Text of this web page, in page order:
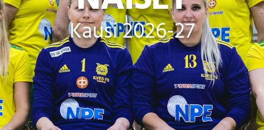
Kausi 2026-27